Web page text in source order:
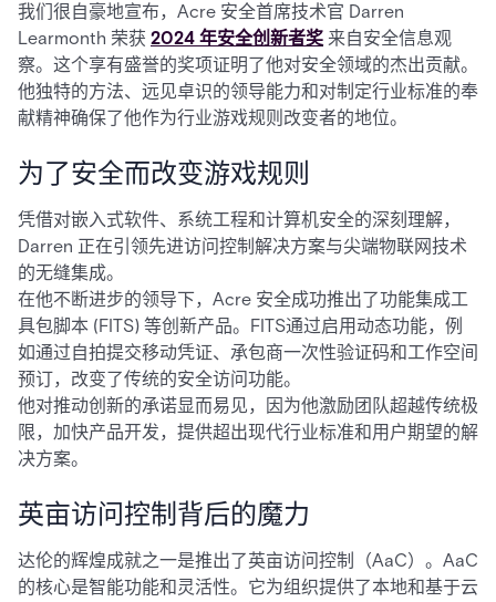
我们很自豪地宣布，Acre 安全首席技术官 Darren
Learmonth 荣获 2024 年安全创新者奖 来自安全信息观
察。这个享有盛誉的奖项证明了他对安全领域的杰出贡献。
他独特的方法、远见卓识的领导能力和对制定行业标准的奉
献精神确保了他作为行业游戏规则改变者的地位。
为了安全而改变游戏规则
凭借对嵌入式软件、系统工程和计算机安全的深刻理解，
Darren 正在引领先进访问控制解决方案与尖端物联网技术
的无缝集成。
在他不断进步的领导下，Acre 安全成功推出了功能集成工
具包脚本 (FITS) 等创新产品。FITS通过启用动态功能，例
如通过自拍提交移动凭证、承包商一次性验证码和工作空间
预订，改变了传统的安全访问功能。
他对推动创新的承诺显而易见，因为他激励团队超越传统极
限，加快产品开发，提供超出现代行业标准和用户期望的解
决方案。
英亩访问控制背后的魔力
达伦的辉煌成就之一是推出了英亩访问控制（AaC）。AaC
的核心是智能功能和灵活性。它为组织提供了本地和基于云